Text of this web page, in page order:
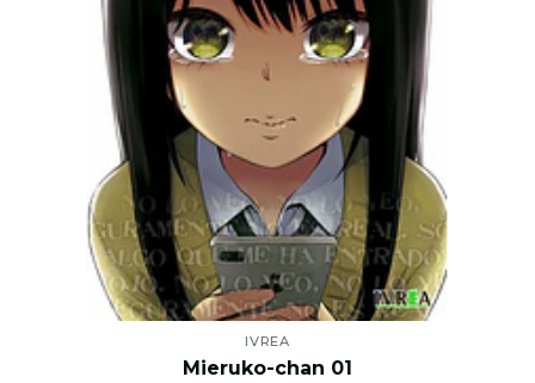
IVREA
Mieruko-chan 01